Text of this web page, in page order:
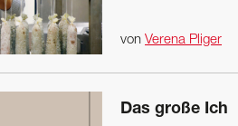
von Verena Pliger
Das große Ich